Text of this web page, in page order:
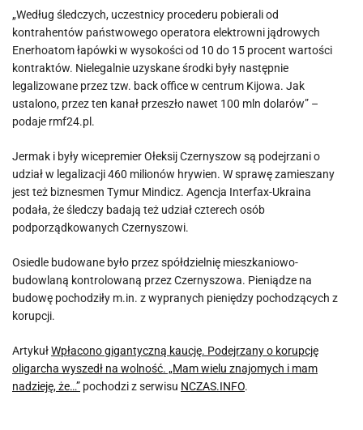
„Według śledczych, uczestnicy procederu pobierali od
kontrahentów państwowego operatora elektrowni jądrowych
Enerhoatom łapówki w wysokości od 10 do 15 procent wartości
kontraktów. Nielegalnie uzyskane środki były następnie
legalizowane przez tzw. back office w centrum Kijowa. Jak
ustalono, przez ten kanał przeszło nawet 100 mln dolarów” –
podaje rmf24.pl.
Jermak i były wicepremier Ołeksij Czernyszow są podejrzani o
udział w legalizacji 460 milionów hrywien. W sprawę zamieszany
jest też biznesmen Tymur Mindicz. Agencja Interfax-Ukraina
podała, że śledczy badają też udział czterech osób
podporządkowanych Czernyszowi.
Osiedle budowane było przez spółdzielnię mieszkaniowo-
budowlaną kontrolowaną przez Czernyszowa. Pieniądze na
budowę pochodziły m.in. z wypranych pieniędzy pochodzących z
korupcji.
ArtykułWpłacono gigantyczną kaucję. Podejrzany o korupcję
oligarcha wyszedł na wolność. „Mam wielu znajomych i mam
nadzieję, że…” pochodzi z serwisu NCZAS.INFO.